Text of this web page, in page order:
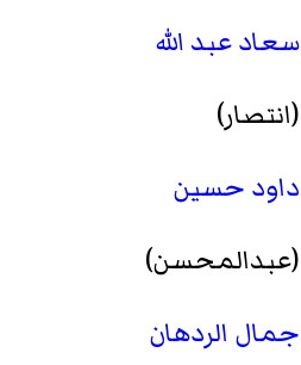
سعاد عبد الله
(انتصار)
داود حسين
(عبدالمحسن)
جمال الردهان